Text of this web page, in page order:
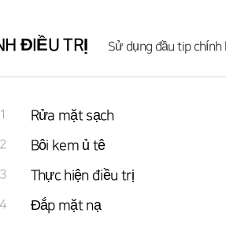
ĐIỀU TRỊ Sử dụng đầu tip chính
Rửa mặt sạch
Bôi kem ủ tê
Thực hiện điều trị
Đắp mặt nạ